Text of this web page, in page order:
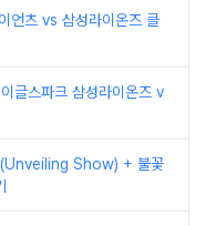
언츠 vs 삼성라이온즈 클
스파크 삼성라이온즈 v
(Unveiling Show) + 불꽃